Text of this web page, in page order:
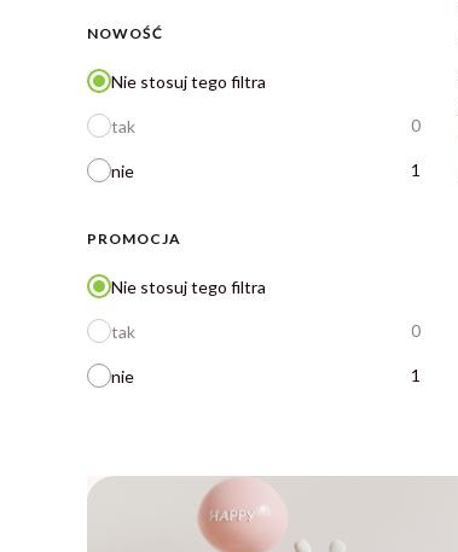
NOWOŚĆ
Nie stosuj tego filtra
tak 0
nie 1
PROMOCJA
Nie stosuj tego filtra
tak 0
nie 1